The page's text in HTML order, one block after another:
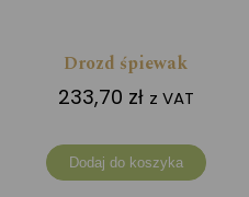
Drozd śpiewak
233,70 zł z VAT
Dodaj do koszyka